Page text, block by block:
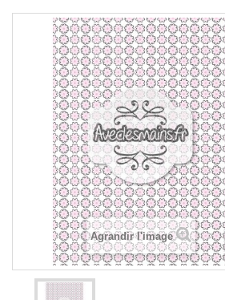
Agrandir l'image